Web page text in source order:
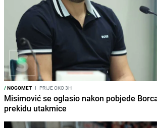
/NOGOMET I PRIJE OKO 3H
Misimović se oglasio nakon pobjede
prekidu utakmice